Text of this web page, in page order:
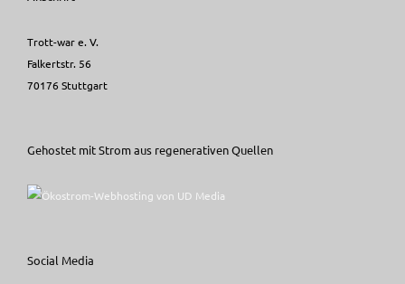
Trott-war e. V.
Falkertstr. 56
70176 Stuttgart
Gehostet mit Strom aus regenerativen Quellen
Social Media